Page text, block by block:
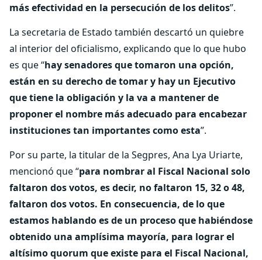
más efectividad en la persecución de los delitos”.
La secretaria de Estado también descartó un quiebre
al interior del oficialismo, explicando que lo que hubo
es que “hay senadores que tomaron una opción,
están en su derecho de tomar y hay un Ejecutivo
que tiene la obligación y la va a mantener de
proponer el nombre más adecuado para encabezar
instituciones tan importantes como esta”.
Por su parte, la titular de la Segpres, Ana Lya Uriarte,
mencionó que “para nombrar al Fiscal Nacional solo
faltaron dos votos, es decir, no faltaron 15, 32 o 48,
faltaron dos votos. En consecuencia, de lo que
estamos hablando es de un proceso que habiéndose
obtenido una amplísima mayoría, para lograr el
altísimo quorum que existe para el Fiscal Nacional,